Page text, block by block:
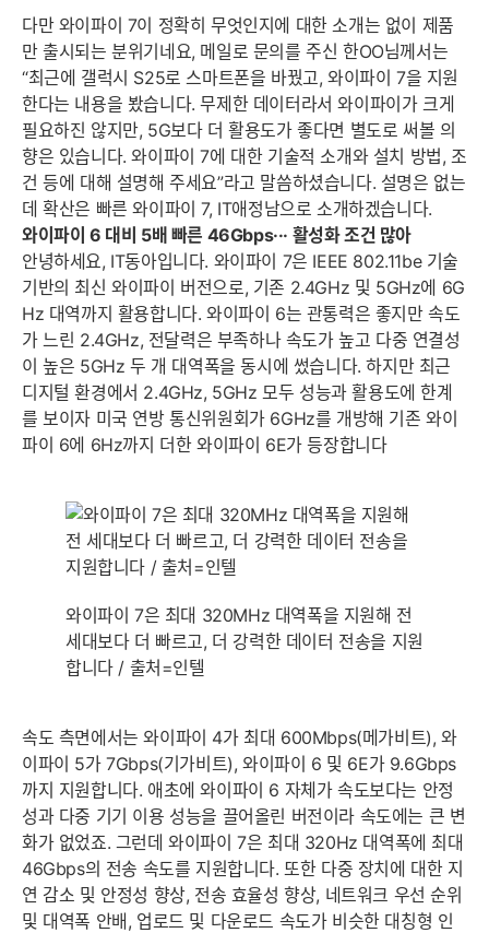
다만 와이파이 7이 정확히 무엇인지에 대한 소개는 없이 제품
만 출시되는 분위기네요, 메일로 문의를 주신 한OO님께서는
“최근에 갤럭시 S25로 스마트폰을 바꿨고, 와이파이 7을 지원
한다는 내용을 봤습니다. 무제한 데이터라서 와이파이가 크게
필요하진 않지만, 5G보다 더 활용도가 좋다면 별도로 써볼 의
향은 있습니다. 와이파이 7에 대한 기술적 소개와 설치 방법, 조
건 등에 대해 설명해 주세요”라고 말씀하셨습니다. 설명은 없는
데 확산은 빠른 와이파이 7, IT애정남으로 소개하겠습니다.
와이파이 6 대비 5배 빠른 46Gbps··· 활성화 조건 많아
안녕하세요, IT동아입니다. 와이파이 7은 IEEE 802.11be 기술
기반의 최신 와이파이 버전으로, 기존 2.4GHz 및 5GHz에 6G
Hz 대역까지 활용합니다. 와이파이 6는 관통력은 좋지만 속도
가 느린 2.4GHz, 전달력은 부족하나 속도가 높고 다중 연결성
이 높은 5GHz 두 개 대역폭을 동시에 썼습니다. 하지만 최근
디지털 환경에서 2.4GHz, 5GHz 모두 성능과 활용도에 한계
를 보이자 미국 연방 통신위원회가 6GHz를 개방해 기존 와이
파이 6에 6Hz까지 더한 와이파이 6E가 등장합니다
와이파이 7은 최대 320MHz 대역폭을 지원해 전
세대보다 더 빠르고, 더 강력한 데이터 전송을 지원
합니다 / 출처=인텔
속도 측면에서는 와이파이 4가 최대 600Mbps(메가비트), 와
이파이 5가 7Gbps(기가비트), 와이파이 6 및 6E가 9.6Gbps
까지 지원합니다. 애초에 와이파이 6 자체가 속도보다는 안정
성과 다중 기기 이용 성능을 끌어올린 버전이라 속도에는 큰 변
화가 없었죠. 그런데 와이파이 7은 최대 320Hz 대역폭에 최대
46Gbps의 전송 속도를 지원합니다. 또한 다중 장치에 대한 지
연 감소 및 안정성 향상, 전송 효율성 향상, 네트워크 우선 순위
및 대역폭 안배, 업로드 및 다운로드 속도가 비슷한 대칭형 인